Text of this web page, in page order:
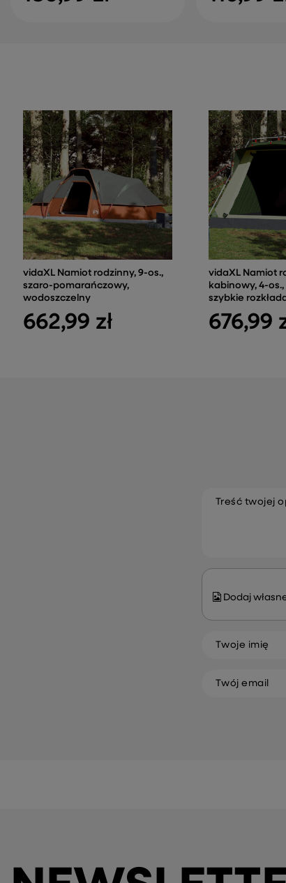
vidaXL Namiot rodzinny, 9-os.,
szaro-pomarańczowy,
wodoszczelny
662,99 zł
vidaXL Namiot
kabinowy, 4-os.,
szybkie
676,99
Treść twojej
Dodaj
Twoje imię
Twój email